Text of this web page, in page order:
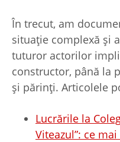
În trecut, am
situație complexă și
tuturor actorilor
constructor, până la
și părinți. Articolele
Lucrările la
Viteazul”: ce